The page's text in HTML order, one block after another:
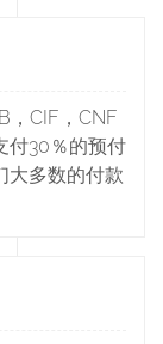
，CIF，CNF
付30％的预付
大多数的付款